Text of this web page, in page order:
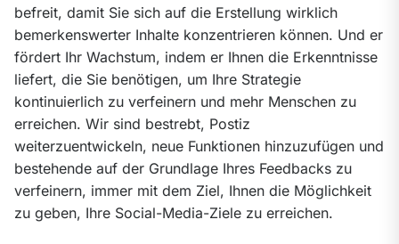
befreit, damit Sie sich auf die Erstellung wirklich
bemerkenswerter Inhalte konzentrieren können. Und er
fördert Ihr Wachstum, indem er Ihnen die Erkenntnisse
liefert, die Sie benötigen, um Ihre Strategie
kontinuierlich zu verfeinern und mehr Menschen zu
erreichen. Wir sind bestrebt, Postiz
weiterzuentwickeln, neue Funktionen hinzuzufügen und
bestehende auf der Grundlage Ihres Feedbacks zu
verfeinern, immer mit dem Ziel, Ihnen die Möglichkeit
zu geben, Ihre Social-Media-Ziele zu erreichen.